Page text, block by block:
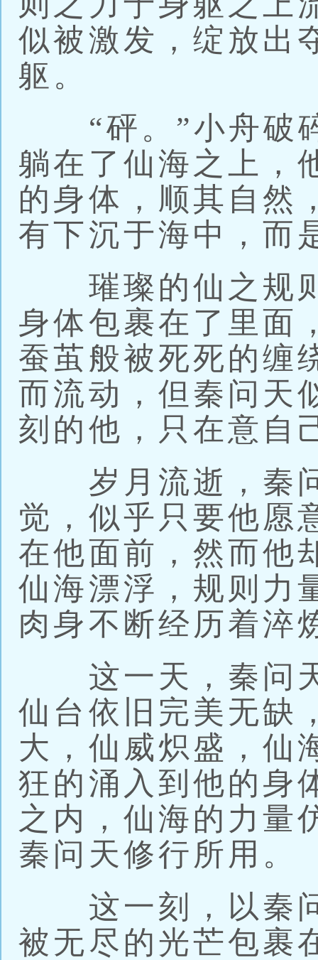
似被激发，绽放出
躯。
“砰。”小舟破
躺在了仙海之上，
的身体，顺其自然
有下沉于海中，而
璀璨的仙之规则
身体包裹在了里面
蚕茧般被死死的缠
而流动，但秦问天
刻的他，只在意自
岁月流逝，秦问
觉，似乎只要他愿
在他面前，然而他
仙海漂浮，规则力
肉身不断经历着淬
这一天，秦问天
仙台依旧完美无缺
大，仙威炽盛，仙
狂的涌入到他的身
之内，仙海的力量
秦问天修行所用。
这一刻，以秦问
被无尽的光芒包裹